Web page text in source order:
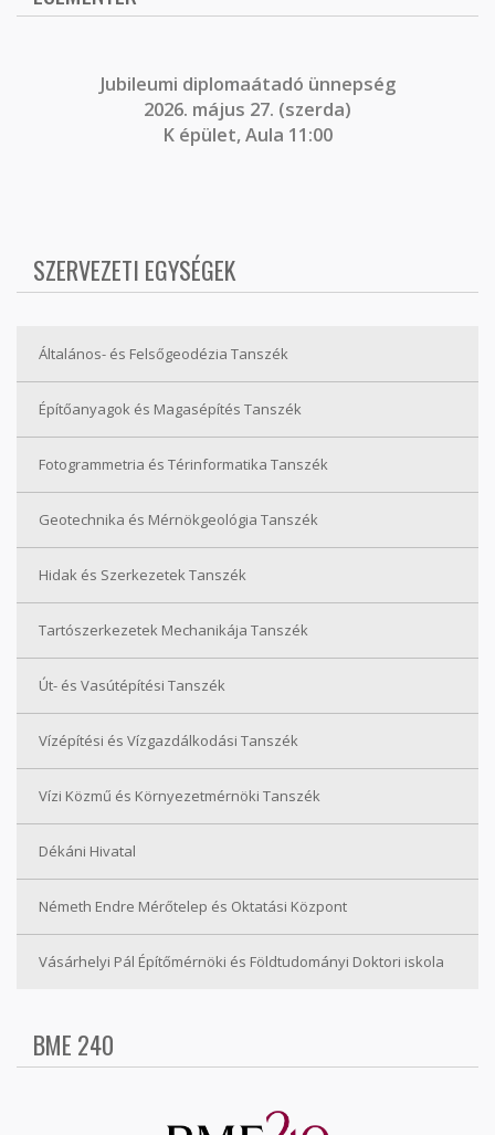
Jubileumi diplomaátadó ünnepség
2026. május 27. (szerda)
K épület, Aula 11:00
SZERVEZETI EGYSÉGEK
Általános- és Felsőgeodézia Tanszék
Építőanyagok és Magasépítés Tanszék
Fotogrammetria és Térinformatika Tanszék
Geotechnika és Mérnökgeológia Tanszék
Hidak és Szerkezetek Tanszék
Tartószerkezetek Mechanikája Tanszék
Út- és Vasútépítési Tanszék
Vízépítési és Vízgazdálkodási Tanszék
Vízi Közmű és Környezetmérnöki Tanszék
Dékáni Hivatal
Németh Endre Mérőtelep és Oktatási Központ
Vásárhelyi Pál Építőmérnöki és Földtudományi Doktori iskola
BME 240